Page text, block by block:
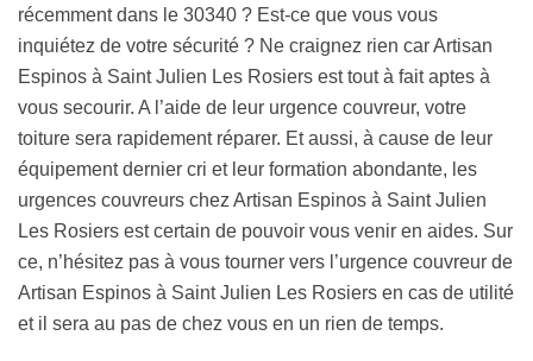
récemment dans le 30340 ? Est-ce que vous vous
inquiétez de votre sécurité ? Ne craignez rien car Artisan
Espinos à Saint Julien Les Rosiers est tout à fait aptes à
vous secourir. A l’aide de leur urgence couvreur, votre
toiture sera rapidement réparer. Et aussi, à cause de leur
équipement dernier cri et leur formation abondante, les
urgences couvreurs chez Artisan Espinos à Saint Julien
Les Rosiers est certain de pouvoir vous venir en aides. Sur
ce, n’hésitez pas à vous tourner vers l’urgence couvreur de
Artisan Espinos à Saint Julien Les Rosiers en cas de utilité
et il sera au pas de chez vous en un rien de temps.